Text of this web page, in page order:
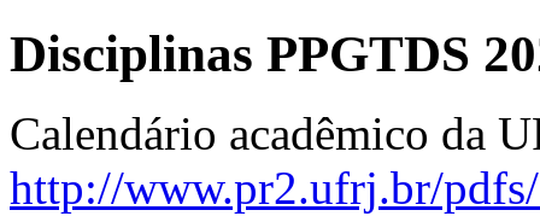
Disciplinas PPGTDS
Calendário acadêmico da
http://www.pr2.ufrj.br/